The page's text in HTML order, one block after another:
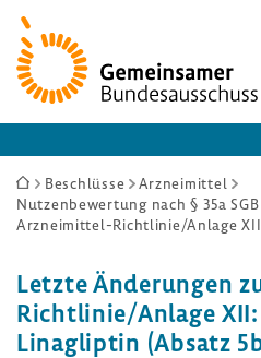
Zur
Startseite
Sie
sind
Beschlüsse
Arzneimittel
Nutzenbewertung nach § 35a
Letzte Ände­rungen
Richtlinie/Anlage XII:
Linag­liptin (Absatz